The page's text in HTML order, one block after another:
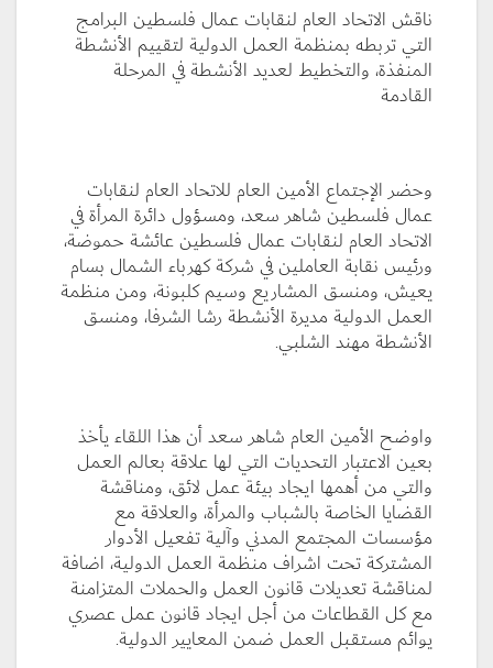
ناقش الاتحاد العام لنقابات عمال فلسطين البرامج
التي تربطه بمنظمة العمل الدولية لتقييم الأنشطة
المنفذة، والتخطيط لعديد الأنشطة في المرحلة
القادمة
وحضر الإجتماع الأمين العام للاتحاد العام لنقابات
عمال فلسطين شاهر سعد، ومسؤول دائرة المرأة في
الاتحاد العام لنقابات عمال فلسطين عائشة حموضة،
ورئيس نقابة العاملين في شركة كهرباء الشمال بسام
يعيش، ومنسق المشاريع وسيم كلبونة، ومن منظمة
العمل الدولية مديرة الأنشطة رشا الشرفا، ومنسق
الأنشطة مهند الشلبي.
واوضح الأمين العام شاهر سعد أن هذا اللقاء يأخذ
بعين الاعتبار التحديات التي لها علاقة بعالم العمل
والتي من أهمها ايجاد بيئة عمل لائق، ومناقشة
القضايا الخاصة بالشباب والمرأة، والعلاقة مع
مؤسسات المجتمع المدني وآلية تفعيل الأدوار
المشتركة تحت اشراف منظمة العمل الدولية، اضافة
لمناقشة تعديلات قانون العمل والحملات المتزامنة
مع كل القطاعات من أجل ايجاد قانون عمل عصري
يوائم مستقبل العمل ضمن المعايير الدولية.